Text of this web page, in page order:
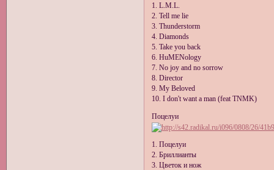
1. L.M.L.
2. Tell me lie
3. Thunderstorm
4. Diamonds
5. Take you back
6. HuMENology
7. No joy and no sorrow
8. Director
9. My Beloved
10. I don't want a man (feat TNMK)
Поцелуи
1. Поцелуи
2. Бриллианты
3. Цветок и нож